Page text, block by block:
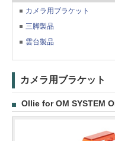
カメラ用ブラケット
三脚製品
雲台製品
カメラ用ブラケット
Ollie for OM SYSTEM